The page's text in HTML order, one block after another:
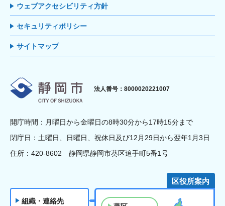
ウェブアクセシビリティ方針
セキュリティポリシー
サイトマップ
静岡市
法人番号：8000020221007
開庁時間：月曜日から金曜日の8時30分から17時15分まで
閉庁日：土曜日、日曜日、祝休日及び12月29日から翌年1月3日
住所：420-8602 静岡県静岡市葵区追手町5番1号
組織・連絡先
区役所案内